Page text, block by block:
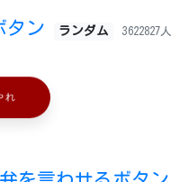
タン ランダム 3622827人
れ